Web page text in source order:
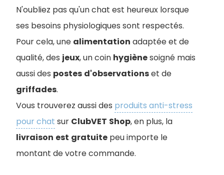
N'oubliez pas qu'un chat est heureux lorsque
ses besoins physiologiques sont respectés.
Pour cela, une alimentation adaptée et de
qualité, des jeux, un coin hygiènesoigné mais
aussi des postes d'observationset de
griffades.
Vous trouverez aussi des produits anti-stress
pour chat sur ClubVET Shop, en plus, la
livraison est gratuite peu importe le
montant de votre commande.